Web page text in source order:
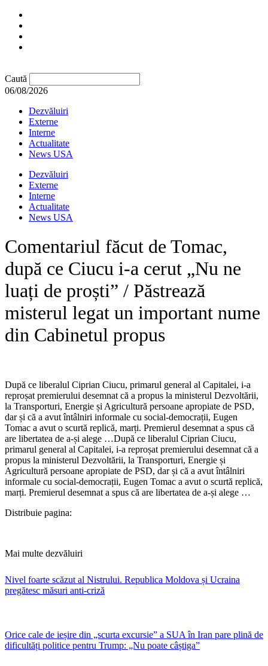
Caută
06/08/2026
Dezvăluiri
Externe
Interne
Actualitate
News USA
Dezvăluiri
Externe
Interne
Actualitate
News USA
Comentariul făcut de Tomac,
după ce Ciucu i-a cerut „Nu ne
luați de proști” / Păstrează
misterul legat un important nume
din Cabinetul propus
După ce liberalul Ciprian Ciucu, primarul general al Capitalei, i-a
reproșat premierului desemnat că a propus la ministerul Dezvoltării,
la Transporturi, Energie și Agricultură persoane apropiate de PSD,
dar și că a avut întâlniri informale cu social-democrații, Eugen
Tomac a avut o scurtă replică, marți. Premierul desemnat a spus că
are libertatea de a-și alege …​După ce liberalul Ciprian Ciucu,
primarul general al Capitalei, i-a reproșat premierului desemnat că a
propus la ministerul Dezvoltării, la Transporturi, Energie și
Agricultură persoane apropiate de PSD, dar și că a avut întâlniri
informale cu social-democrații, Eugen Tomac a avut o scurtă replică,
marți. Premierul desemnat a spus că are libertatea de a-și alege …
Distribuie pagina:
Mai multe dezvăluiri
Nivel foarte scăzut al Nistrului. Republica Moldova și Ucraina
pregătesc măsuri anti-criză
Orice cale de ieșire din „scurta excursie” a SUA în Iran pare plină de
dificultăți politice pentru Trump: „Nu poate câștiga”